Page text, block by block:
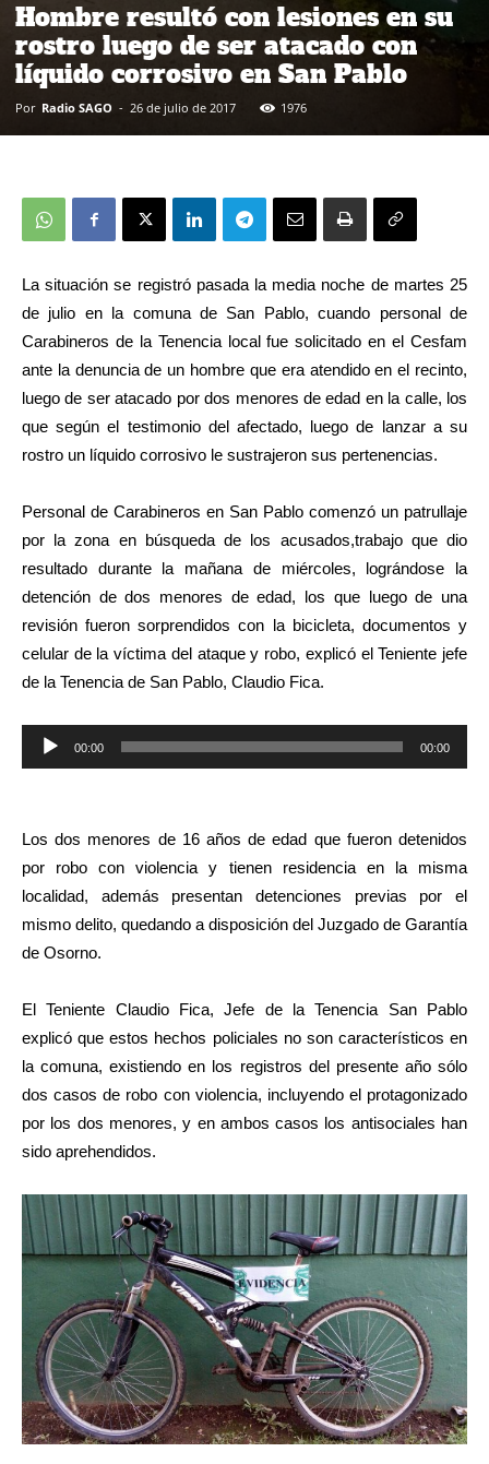
Hombre resultó con lesiones en su
rostro luego de ser atacado con
líquido corrosivo en San Pablo
Por Radio SAGO - 26 de julio de 2017 1976
La situación se registró pasada la media noche de martes 25
de julio en la comuna de San Pablo, cuando personal de
Carabineros de la Tenencia local fue solicitado en el Cesfam
ante la denuncia de un hombre que era atendido en el recinto,
luego de ser atacado por dos menores de edad en la calle, los
que según el testimonio del afectado, luego de lanzar a su
rostro un líquido corrosivo le sustrajeron sus pertenencias.
Personal de Carabineros en San Pablo comenzó un patrullaje
por la zona en búsqueda de los acusados,trabajo que dio
resultado durante la mañana de miércoles, lográndose la
detención de dos menores de edad, los que luego de una
revisión fueron sorprendidos con la bicicleta, documentos y
celular de la víctima del ataque y robo, explicó el Teniente jefe
de la Tenencia de San Pablo, Claudio Fica.
Reproductor
de
00:00 00:00
Los dos menores de 16 años de edad que fueron detenidos
por robo con violencia y tienen residencia en la misma
localidad, además presentan detenciones previas por el
mismo delito, quedando a disposición del Juzgado de Garantía
de Osorno.
El Teniente Claudio Fica, Jefe de la Tenencia San Pablo
explicó que estos hechos policiales no son característicos en
la comuna, existiendo en los registros del presente año sólo
dos casos de robo con violencia, incluyendo el protagonizado
por los dos menores, y en ambos casos los antisociales han
sido aprehendidos.